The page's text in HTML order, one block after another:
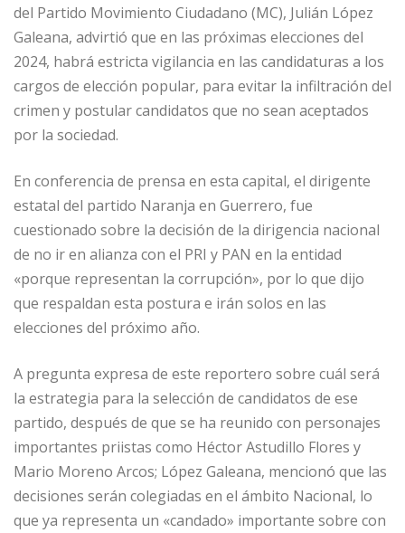
del Partido Movimiento Ciudadano (MC), Julián López
Galeana, advirtió que en las próximas elecciones del
2024, habrá estricta vigilancia en las candidaturas a los
cargos de elección popular, para evitar la infiltración del
crimen y postular candidatos que no sean aceptados
por la sociedad.
En conferencia de prensa en esta capital, el dirigente
estatal del partido Naranja en Guerrero, fue
cuestionado sobre la decisión de la dirigencia nacional
de no ir en alianza con el PRI y PAN en la entidad
«porque representan la corrupción», por lo que dijo
que respaldan esta postura e irán solos en las
elecciones del próximo año.
A pregunta expresa de este reportero sobre cuál será
la estrategia para la selección de candidatos de ese
partido, después de que se ha reunido con personajes
importantes priistas como Héctor Astudillo Flores y
Mario Moreno Arcos; López Galeana, mencionó que las
decisiones serán colegiadas en el ámbito Nacional, lo
que ya representa un «candado» importante sobre con